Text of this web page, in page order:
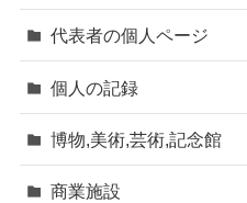
代表者の個人ページ
個人の記録
博物,美術,芸術,記念館
商業施設